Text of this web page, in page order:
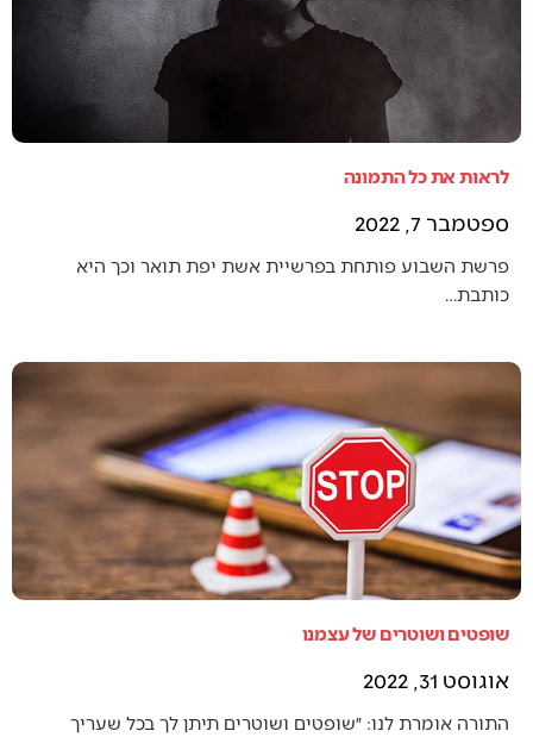
לראות את כל התמונה
ספטמבר 7, 2022
פרשת השבוע פותחת בפרשיית אשת יפת תואר וכך היא
כותבת…
שופטים ושוטרים של עצמנו
אוגוסט 31, 2022
התורה אומרת לנו: ״שופטים ושוטרים תיתן לך בכל שעריך